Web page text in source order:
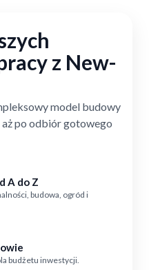
z New-
model budowy
po odbiór gotowego
A do Z
budowa, ogród i
budżetu inwestycji.